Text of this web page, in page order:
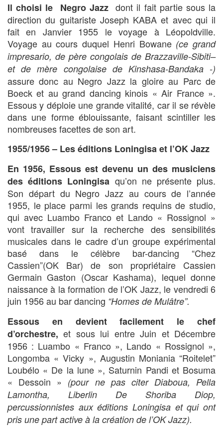
Il choisi le Negro Jazz dont il fait partie sous la
direction du guitariste Joseph KABA et avec qui il
fait en Janvier 1955 le voyage à Léopoldville.
Voyage au cours duquel Henri Bowane (ce grand
impresario, de père congolais de Brazzaville-Sibiti–
et de mère congolaise de Kinshasa-Bandaka -)
assure donc au Negro Jazz la gloire au Parc de
Boeck et au grand dancing kinois « Air France ».
Essous y déploie une grande vitalité, car il se révèle
dans une forme éblouissante, faisant scintiller les
nombreuses facettes de son art.
1955/1956 – Les éditions Loningisa et l’OK Jazz
En 1956, Essous est devenu un des musiciens
des éditions Loningisa qu’on ne présente plus.
Son départ du Negro Jazz au cours de l’année
1955, le place parmi les grands requins de studio,
qui avec Luambo Franco et Lando « Rossignol »
vont travailler sur la recherche des sensibilités
musicales dans le cadre d’un groupe expérimental
basé dans le célèbre bar-dancing “Chez
Cassien”(OK Bar) de son propriétaire Cassien
Germain Gaston (Oscar Kashama), lequel donne
naissance à la formation de l’OK Jazz, le vendredi 6
juin 1956 au bar dancing “Homes de Mulâtre”.
Essous
en devient facilement le chef
d’orchestre,et sous lui entre Juin et Décembre
1956 : Luambo « Franco », Lando « Rossignol »,
Longomba « Vicky », Augustin Moniania “Roitelet”
Loubélo « De la lune », Saturnin Pandi et Bosuma
« Dessoin » (pour ne pas citer Diaboua, Pella
Lamontha, Liberlin De Shoriba Diop,
percussionnistes aux éditions Loningisa et qui ont
pris une part active à la création de l’OK Jazz).